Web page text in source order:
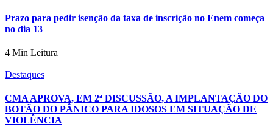
Prazo para pedir isenção da taxa de inscrição no Enem começa
no dia 13
4 Min Leitura
Destaques
CMA APROVA, EM 2ª DISCUSSÃO, A IMPLANTAÇÃO DO
BOTÃO DO PÂNICO PARA IDOSOS EM SITUAÇÃO DE
VIOLÊNCIA